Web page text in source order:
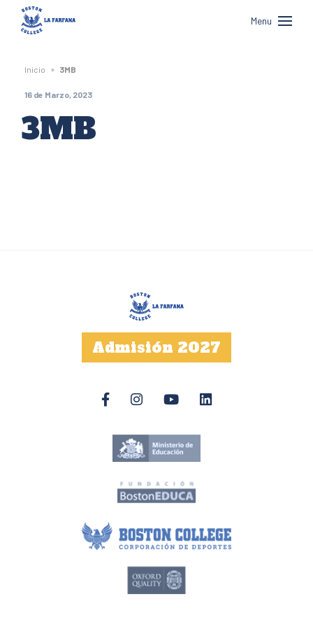
Boston
College
La
Farfana
Menu
Inicio » 3MB
16 de Marzo, 2023
3MB
Admisión 2027